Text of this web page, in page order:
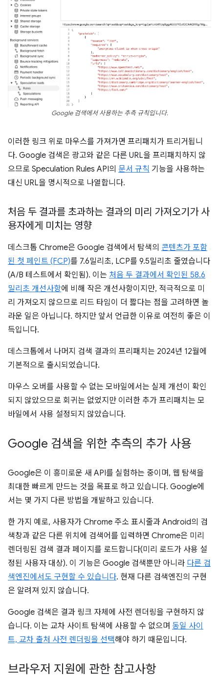
Google 검색에서 사용하는 추측 규칙입니다.
이러한 링크 위로 마우스를 가져가면 프리패치가 트리거됩니
다. Google 검색은 광고와 같은 다른 URL을 프리패치하지 않
으므로 Speculation Rules API의 문서 규칙 기능을 사용하는
대신 URL을 명시적으로 나열합니다.
처음 두 결과를 초과하는 결과의 미리 가져오기가 사
용자에게 미치는 영향
데스크톱 Chrome은 Google 검색에서 탐색의 콘텐츠가 포함
된 첫 페인트 (FCP)를 7.6밀리초, LCP를 9.5밀리초 줄였습니다
(A/B 테스트에서 확인됨). 이는 처음 두 결과에서 확인된 58.6
밀리초 개선사항에 비해 작은 개선사항이지만, 적극적으로 미
리 가져오지 않으므로 리드 타임이 더 짧다는 점을 고려하면 놀
라운 일은 아닙니다. 하지만 앞서 언급한 이유로 여전히 좋은 이
득입니다.
데스크톱에서 나머지 검색 결과의 프리패치는 2024년 12월에
기본적으로 출시되었습니다.
마우스 오버를 사용할 수 없는 모바일에서는 실제 개선이 확인
되지 않았으므로 회귀는 없었지만 이러한 추가 프리패치는 모
바일에서 사용 설정되지 않았습니다.
Google 검색을 위한 추측의 추가 사용
Google은 이 흥미로운 새 API를 실험하는 중이며, 웹 탐색을
최대한 빠르게 만드는 것을 목표로 하고 있습니다. Google에
서는 몇 가지 다른 방법을 개발하고 있습니다.
한 가지 예로, 사용자가 Chrome 주소 표시줄과 Android의 검
색창과 같은 다른 위치에 검색어를 입력하면 Chrome은 미리
렌더링된 검색 결과 페이지를 로드합니다(미리 로드가 사용 설
정된 사용자 대상). 이 기능은 Google 검색뿐만 아니라 다른 검
색엔진에서도 구현할 수 있습니다. 현재 다른 검색엔진의 구현
은 알려져 있지 않습니다.
Google 검색은 결과 링크 자체에 사전 렌더링을 구현하지 않
습니다. 이는 교차 사이트 탐색에 사용할 수 없으며 동일 사이
트, 교차 출처 사전 렌더링을 선택해야 하기 때문입니다.
브라우저 지원에 관한 참고사항